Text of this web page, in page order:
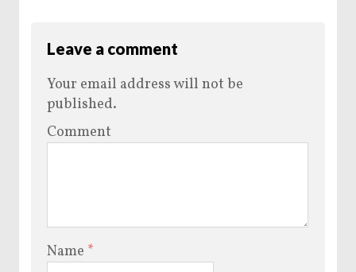
Leave a comment
Your email address will not be
published.
Comment
Name *